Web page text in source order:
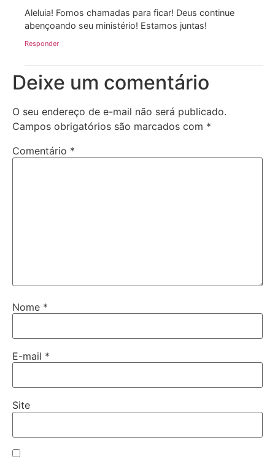
Aleluia! Fomos chamadas para ficar! Deus continue
abençoando seu ministério! Estamos juntas!
Responder
Deixe um comentário
O seu endereço de e-mail não será publicado.
Campos obrigatórios são marcados com *
Comentário *
Nome *
E-mail *
Site